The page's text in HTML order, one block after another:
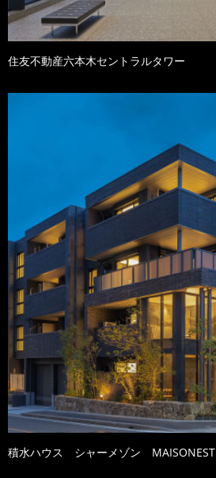
住友不動産六本木セントラルタワー
積水ハウス シャーメゾン MAISONEST